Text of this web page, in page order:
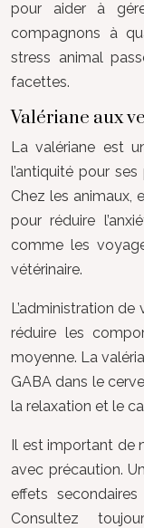
pour aider à
compagnons à
stress animal
facettes.
Valériane aux
La valériane est
l’antiquité pour
Chez les animaux,
pour réduire
comme les
vétérinaire.
L’administration
réduire les
moyenne. La
GABA dans le
la relaxation et le
Il est important de
avec précaution.
effets
Consultez